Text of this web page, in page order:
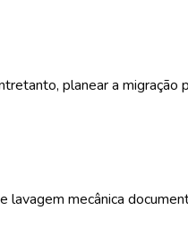
planear a migração
mecânica